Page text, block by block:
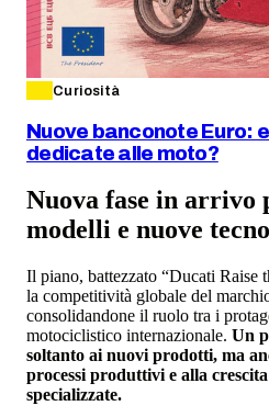
Curiosità
Nuove banconote Euro:
dedicate alle moto?
Nuova fase in arrivo
modelli e nuove
Il piano, battezzato “Ducati Raise
la competitività globale del
consolidandone il ruolo tra i
motociclistico internazionale. Un
soltanto ai nuovi prodotti, ma
processi produttivi e alla
specializzate.